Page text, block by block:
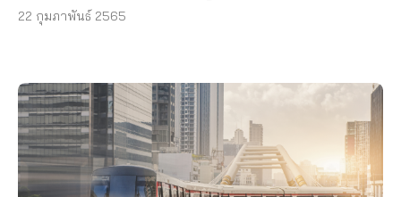
โดยสารแพง
22 กุมภาพันธ์ 2565